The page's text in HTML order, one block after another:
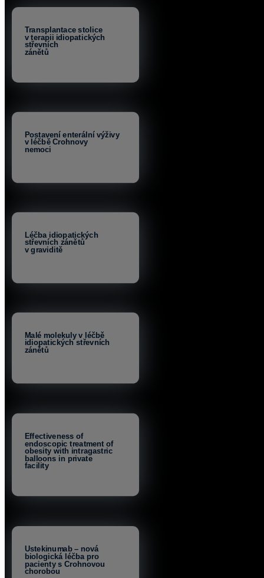
Transplantace stolice
v terapii idiopatických
střevních
zánětů
Postavení enterální výživy
v léčbě Crohnovy
nemoci
Léčba idiopatických
střevních zánětů
v graviditě
Malé molekuly v léčbě
idiopatických střevních
zánětů
Effectiveness of
endoscopic treatment of
obesity with intragastric
balloons in private
facility
Ustekinumab – nová
biologická léčba pro
pacienty s Crohnovou
chorobou